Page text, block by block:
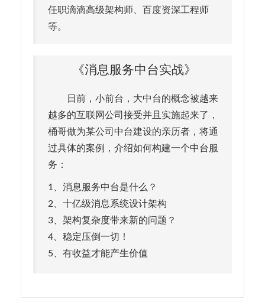
任职滴滴高级架构师、百度资深工程师
等。
《消息服务中台实战》
日前，小前台，大中台的概念被越来
越多的互联网公司接受并且实施起来了，
桶哥做为某公司中台建设的亲历者，将通
过具体的案例，介绍如何构建一个中台服
务：
1、消息服务中台是什么？
2、十亿级消息系统设计架构
3、架构复杂度带来新的问题？
4、稳定压倒一切！
5、有收益才能产生价值